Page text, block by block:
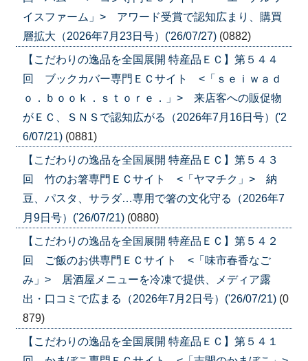
イスファーム」> アワード受賞で認知広まり、購買
層拡大（2026年7月23日号）('26/07/27) (0882)
【こだわりの逸品を全国展開 特産品ＥＣ】第５４４
回 ブックカバー専門ＥＣサイト <「ｓｅｉｗａｄ
ｏ．ｂｏｏｋ．ｓｔｏｒｅ．」> 来店客への販促物
がＥＣ、ＳＮＳで認知広がる（2026年7月16日号）('2
6/07/21) (0881)
【こだわりの逸品を全国展開 特産品ＥＣ】第５４３
回 竹のお箸専門ＥＣサイト <「ヤマチク」> 納
豆、パスタ、サラダ…専用で箸の文化守る（2026年7
月9日号）('26/07/21) (0880)
【こだわりの逸品を全国展開 特産品ＥＣ】第５４２
回 ご飯のお供専門ＥＣサイト <「味市春香なご
み」> 居酒屋メニューを冷凍で提供、メディア露
出・口コミで広まる（2026年7月2日号）('26/07/21) (0
879)
【こだわりの逸品を全国展開 特産品ＥＣ】第５４１